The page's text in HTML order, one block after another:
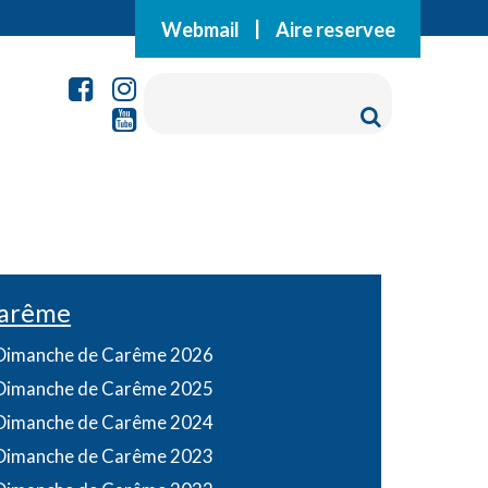
Webmail Aire reservee
de Carême 2026
de Carême 2025
de Carême 2024
de Carême 2023